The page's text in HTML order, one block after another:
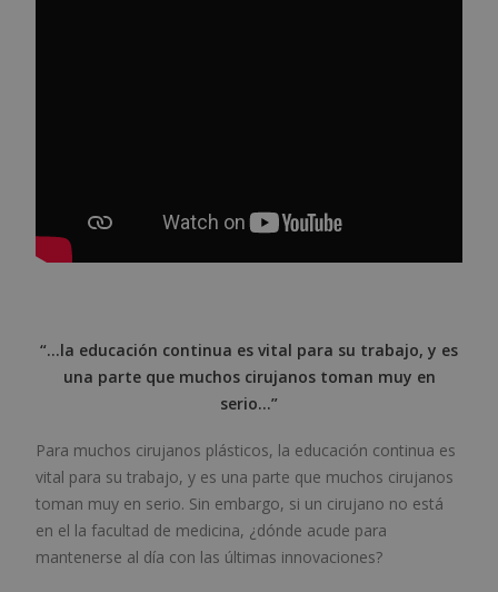
“…la educación continua es vital para su trabajo, y es
una parte que muchos cirujanos toman muy en
serio…”
Para muchos cirujanos plásticos, la educación continua es
vital para su trabajo, y es una parte que muchos cirujanos
toman muy en serio. Sin embargo, si un cirujano no está
en el la facultad de medicina, ¿dónde acude para
mantenerse al día con las últimas innovaciones?